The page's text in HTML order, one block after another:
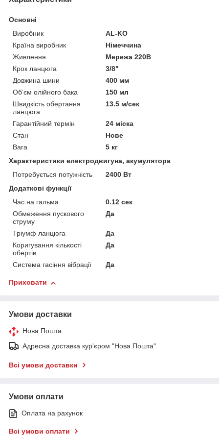
Основні
Виробник
AL-KO
Країна виробник
Німеччина
Живлення
Мережа 220В
Крок ланцюга
3/8"
Довжина шини
400 мм
Об’єм олійного бака
150 мл
Швидкість обертання
ланцюга
13.5 м/сек
Гарантійний термін
24 міска
Стан
Нове
Вага
5 кг
Характеристики електродвигуна, акумулятора
Потребується потужність
2400 Вт
Додаткові функції
Час на гальма
0.12 сек
Обмеження пускового
струму
Да
Тріумф ланцюга
Да
Коригування кількості
обертів
Да
Система гасіння вібрації Да
Приховати
Умови доставки
Нова Пошта
Адресна доставка кур'єром "Нова Пошта"
Всі умови доставки
Умови оплати
Оплата на рахунок
Всі умови оплати